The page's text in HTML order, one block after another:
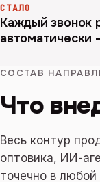
СТАЛО
Каждый звонок
автоматически
СОСТАВ
Что
Весь контур
оптовика, ИИ-
точечно в